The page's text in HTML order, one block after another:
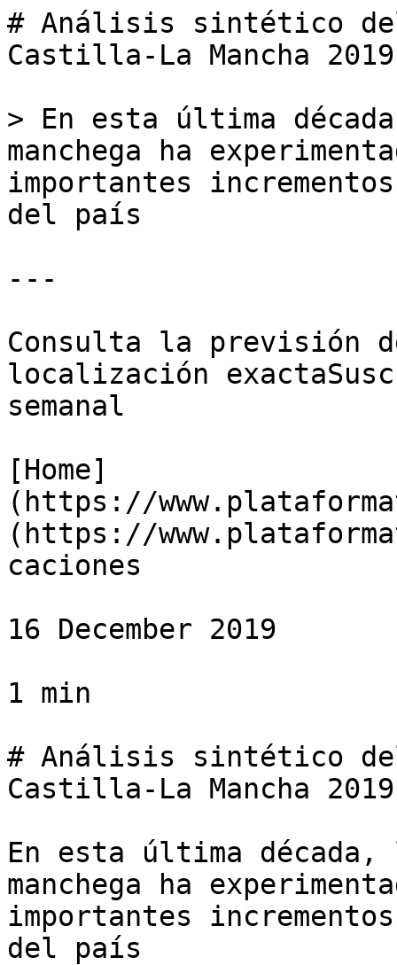
# Análisis sintético
Castilla-La Mancha 2019
> En esta última
manchega ha
importantes
del país
---
Consulta la previsión
localización
semanal
[Home]
(https://
(https://
caciones
16 December 2019
1 min
# Análisis sintético
Castilla-La Mancha 2019
En esta última
manchega ha
importantes
del país